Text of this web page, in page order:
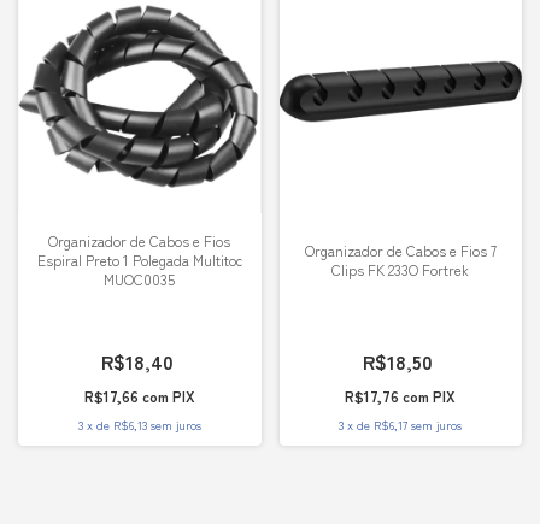
Organizador de Cabos e Fios
Espiral Preto 1 Polegada Multitoc
MUOC0035
R$18,40
R$17,66 com PIX
3 x de R$6,13 sem juros
Organizador de Cabos e Fios 7
Clips FK 233O Fortrek
R$18,50
R$17,76com PIX
3 xde R$6,17 sem juros